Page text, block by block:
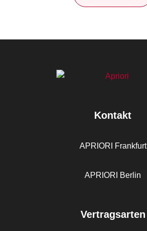
Kontakt
APRIORI Frankfurt
APRIORI Berlin
Vertragsarten